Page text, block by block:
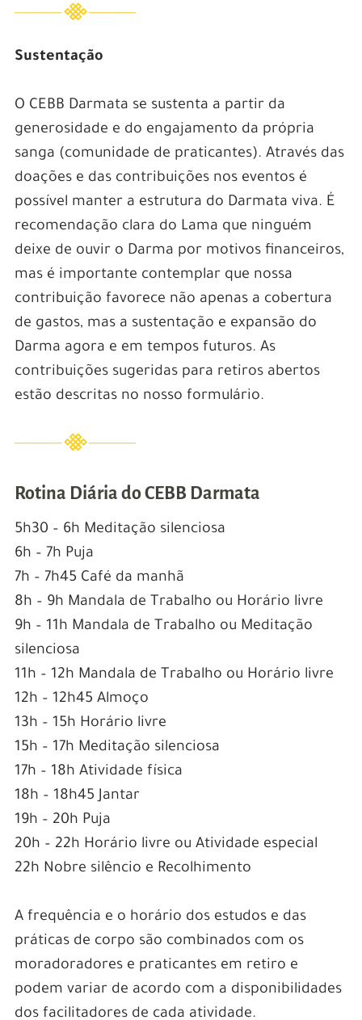
Sustentação
O CEBB Darmata se sustenta a partir da
generosidade e do engajamento da própria
sanga (comunidade de praticantes). Através das
doações e das contribuições nos eventos é
possível manter a estrutura do Darmata viva. É
recomendação clara do Lama que ninguém
deixe de ouvir o Darma por motivos financeiros,
mas é importante contemplar que nossa
contribuição favorece não apenas a cobertura
de gastos, mas a sustentação e expansão do
Darma agora e em tempos futuros. As
contribuições sugeridas para retiros abertos
estão descritas no nosso formulário.
Rotina Diária do CEBB Darmata
5h30 – 6h Meditação silenciosa
6h – 7h Puja
7h – 7h45 Café da manhã
8h – 9h Mandala de Trabalho ou Horário livre
9h – 11h Mandala de Trabalho ou Meditação
silenciosa
11h – 12h Mandala de Trabalho ou Horário livre
12h – 12h45 Almoço
13h – 15h Horário livre
15h – 17h Meditação silenciosa
17h – 18h Atividade física
18h – 18h45 Jantar
19h – 20h Puja
20h – 22h Horário livre ou Atividade especial
22h Nobre silêncio e Recolhimento
A frequência e o horário dos estudos e das
práticas de corpo são combinados com os
moradoradores e praticantes em retiro e
podem variar de acordo com a disponibilidades
dos facilitadores de cada atividade.